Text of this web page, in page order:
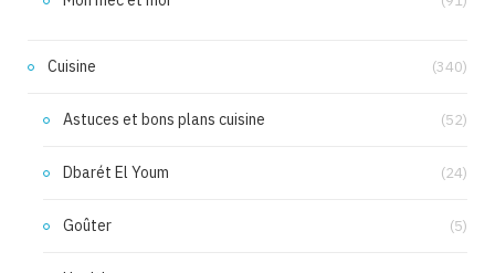
Cuisine (340)
Astuces et bons plans cuisine (52)
Dbarét El Youm (24)
Goûter (5)